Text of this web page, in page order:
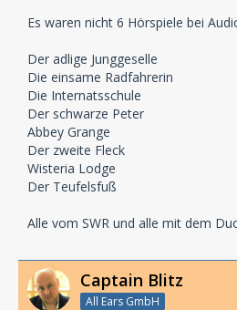
Es waren nicht 6 Hörspiele bei
Der adlige Junggeselle
Die einsame Radfahrerin
Die Internatsschule
Der schwarze Peter
Abbey Grange
Der zweite Fleck
Wisteria Lodge
Der Teufelsfuß
Alle vom SWR und alle mit dem
Captain Blitz
All Ears GmbH